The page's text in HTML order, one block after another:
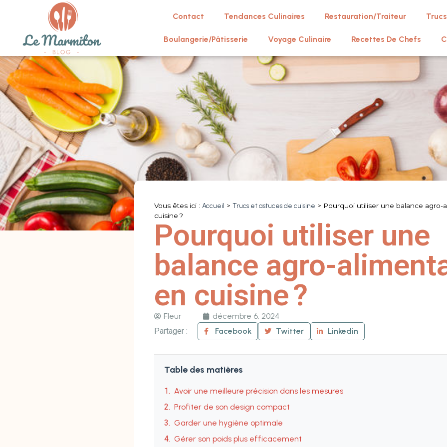
Contact Tendances Culinaires Restauration/Traiteur
Boulangerie/Pâtisserie Voyage Culinaire Recettes De Chefs
Vous êtes ici : Accueil > Trucs et astuces de cuisine > Pourquoi utiliser une balance agro-
cuisine ?
Pourquoi utiliser une
balance agro-
en cuisine ?
Fleur
décembre 6, 2024
Partager :
Facebook Twitter Linkedin
Table des matières
Avoir une meilleure précision dans les mesures
Profiter de son design compact
Garder une hygiène optimale
Gérer son poids plus efficacement